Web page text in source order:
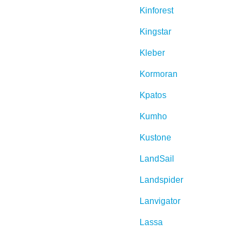
Kinforest
Kingstar
Kleber
Kormoran
Kpatos
Kumho
Kustone
LandSail
Landspider
Lanvigator
Lassa